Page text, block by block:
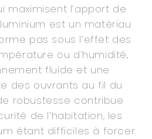
maximisent l’apport de
est un matériau
pas sous l’effet des
ou d’humidité,
fluide et une
des ouvrants au fil du
robustesse contribue
de l’habitation, les
étant difficiles à forcer.